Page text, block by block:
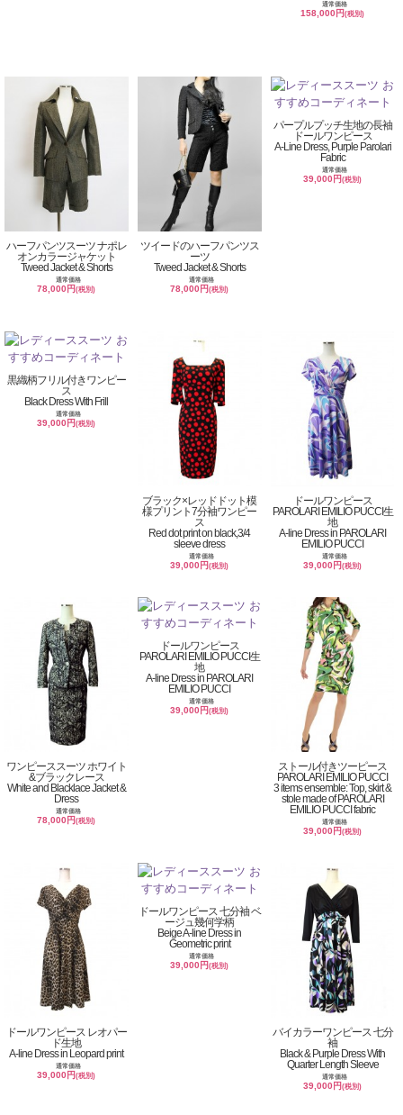
通常価格
158,000円(税別)
ハーフパンツスーツ ナポレ
オンカラージャケット
Tweed Jacket & Shorts
通常価格
78,000円(税別)
ツイードのハーフパンツス
ーツ
Tweed Jacket & Shorts
通常価格
78,000円(税別)
パープルプッチ生地の長袖
ドールワンピース
A-Line Dress, Purple Parolari
Fabric
通常価格
39,000円(税別)
黒織柄フリル付きワンピー
ス
Black Dress With Frill
通常価格
39,000円(税別)
ブラック×レッドドット模
様プリント7分袖ワンピー
ス
Red dot print on black,3/4
sleeve dress
通常価格
39,000円(税別)
ドールワンピース
PAROLARI EMILIO PUCCI生
地
A-line Dress in PAROLARI
EMILIO PUCCI
通常価格
39,000円(税別)
ワンピーススーツ ホワイト
&ブラックレース
White and Blacklace Jacket &
Dress
通常価格
78,000円(税別)
ドールワンピース
PAROLARI EMILIO PUCCI生
地
A-line Dress in PAROLARI
EMILIO PUCCI
通常価格
39,000円(税別)
ストール付きツーピース
PAROLARI EMILIO PUCCI
3 items ensemble: Top, skirt &
stole made of PAROLARI
EMILIO PUCCI fabric
通常価格
39,000円(税別)
ドールワンピース レオパー
ド生地
A-line Dress in Leopard print
通常価格
39,000円(税別)
ドールワンピース 七分袖 ベ
ージュ幾何学柄
Beige A-line Dress in
Geometric print
通常価格
39,000円(税別)
バイカラーワンピース 七分
袖
Black & Purple Dress With
Quarter Length Sleeve
通常価格
39,000円(税別)